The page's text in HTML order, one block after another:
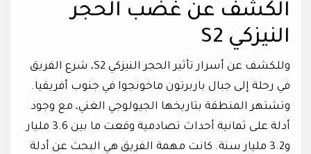
الكشف عن غضب الحجر
النيزكي S2
وللكشف عن أسرار تأثير الحجر النيزكي S2، شرع الفريق
في رحلة إلى جبال باربرتون ماخونجوا في جنوب أفريقيا.
وتشتهر المنطقة بتاريخها الجيولوجي الغني، مع وجود
أدلة على ثمانية أحداث تصادمية وقعت ما بين 3.6 مليار
و3.2 مليار سنة. كانت مهمة الفريق هي البحث عن أدلة